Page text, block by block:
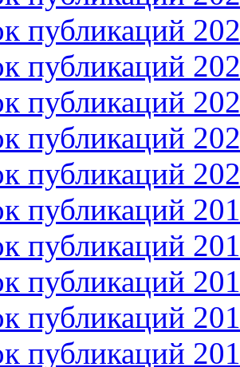
публикаций
публикаций
публикаций
публикаций
публикаций
публикаций
публикаций
публикаций
публикаций
публикаций